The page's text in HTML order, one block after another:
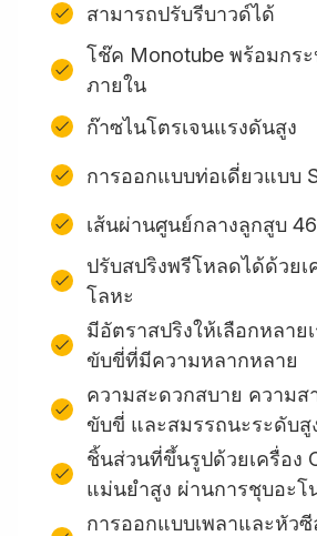
สามารถปรับรีบาวด์ได้
โช๊ค Monotube พร้อมกร
ภายใน
ก๊าซไนโตรเจนแรงดันสูง
การออกแบบท่อเดี่ยวแบบ
เส้นผ่านศูนย์กลางลูกสูบ
ปรับสปริงพรีโหลดได้ด้วย
โลหะ
มีอัตราสปริงให้เลือกหลาย
ขับขี่ที่มีความหลากหลาย
ความสะดวกสบาย ความส
ขับขี่ และสมรรถนะระดับสู
ชิ้นส่วนที่ขึ้นรูปด้วยเครื่อง
แม่นยำสูง ผ่านการชุบอะโ
การออกแบบเพลาและหัว